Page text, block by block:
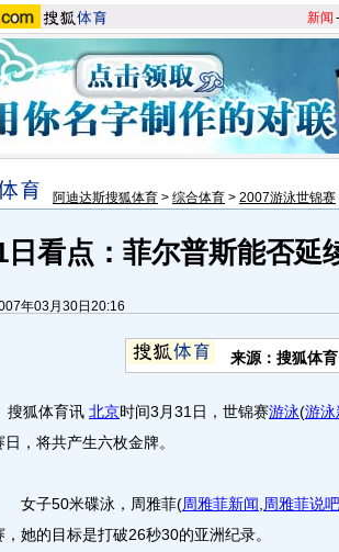
新闻 -
阿迪达斯搜狐体育 > 综合体育 > 2007游泳世锦赛
日看点：菲尔普斯能否延
年03月30日20:16
来源：搜狐体
搜狐体育讯 北京时间3月31日，世锦赛游泳(游泳
日，将共产生六枚金牌。
女子50米碟泳，周雅菲(周雅菲新闻 周雅菲说吧
，她的目标是打破26秒30的亚洲纪录。